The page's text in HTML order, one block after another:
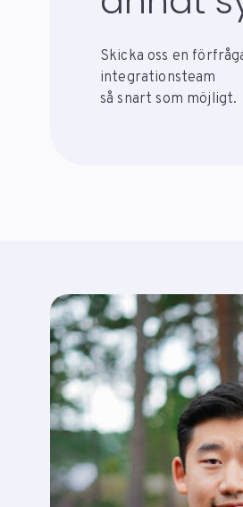
Skicka oss en
integrationsteam
så snart som möjligt.